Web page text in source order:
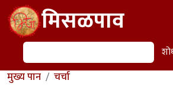
Skip to main contentमिसळपाव
शोध
मुख्य पान चर्चा